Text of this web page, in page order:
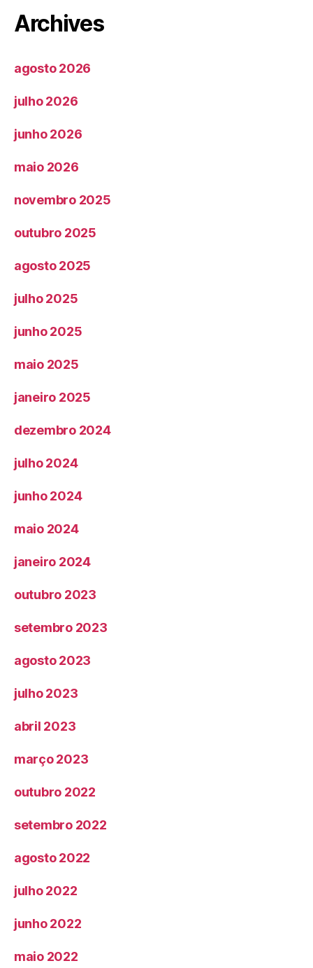
Archives
agosto 2026
julho 2026
junho 2026
maio 2026
novembro 2025
outubro 2025
agosto 2025
julho 2025
junho 2025
maio 2025
janeiro 2025
dezembro 2024
julho 2024
junho 2024
maio 2024
janeiro 2024
outubro 2023
setembro 2023
agosto 2023
julho 2023
abril 2023
março 2023
outubro 2022
setembro 2022
agosto 2022
julho 2022
junho 2022
maio 2022